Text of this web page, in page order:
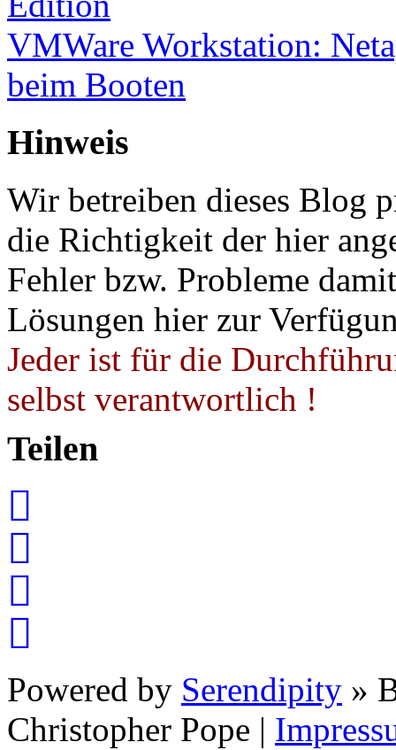
VMWare Workstation:
beim Booten
Hinweis
Wir betreiben dieses Blog
die Richtigkeit der hier
Fehler bzw. Probleme
Lösungen hier zur
Jeder ist für die
selbst verantwortlich !
Teilen
Powered by Serendipity »
Christopher Pope |